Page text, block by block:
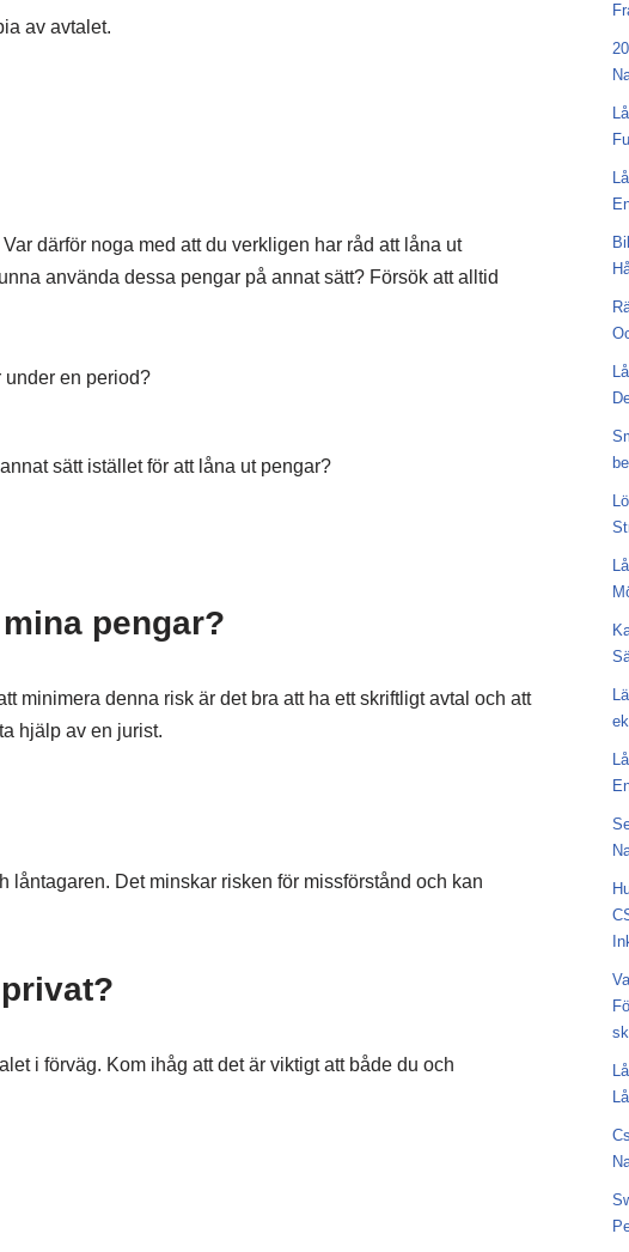
av avtalet.
därför noga med att du verkligen har råd att låna ut
använda dessa pengar på annat sätt? Försök att alltid
en period?
sätt istället för att låna ut pengar?
pengar?
minimera denna risk är det bra att ha ett skriftligt avtal och att
hjälp av en jurist.
låntagaren. Det minskar risken för missförstånd och kan
i förväg. Kom ihåg att det är viktigt att både du och